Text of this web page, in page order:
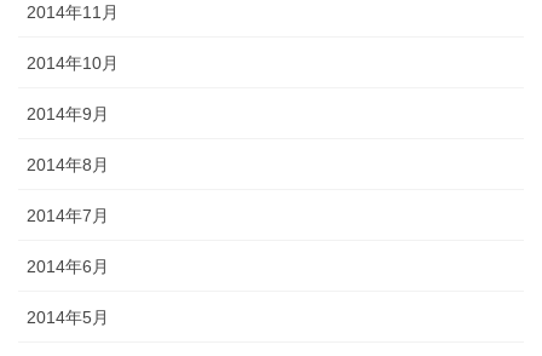
2014年11月
2014年10月
2014年9月
2014年8月
2014年7月
2014年6月
2014年5月